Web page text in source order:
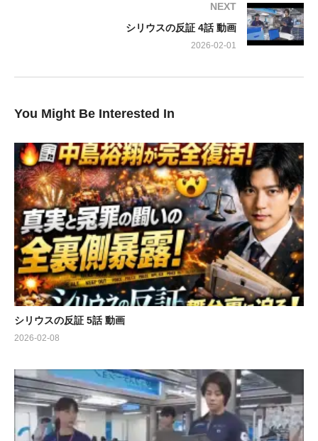
その一方で、事件の真実を独自に追い続ける佐奈（仁村紗和）
は、地道な調査を重ねた結果、遂に再審請求への決定的な突破口
の扉をこじ開ける鍵となるのか、今後の展開に注目が集まりま
つ、しかし確実に光の下に晒されていく過程が見どころです。緊
張感溢れる人間ドラマを、ぜひお見逃しなく。
出演:
NEXT
シリウスの反証 4話 動画
2026-02-01
You Might Be Interested In
シリウスの反証 5話 動画
2026-02-08